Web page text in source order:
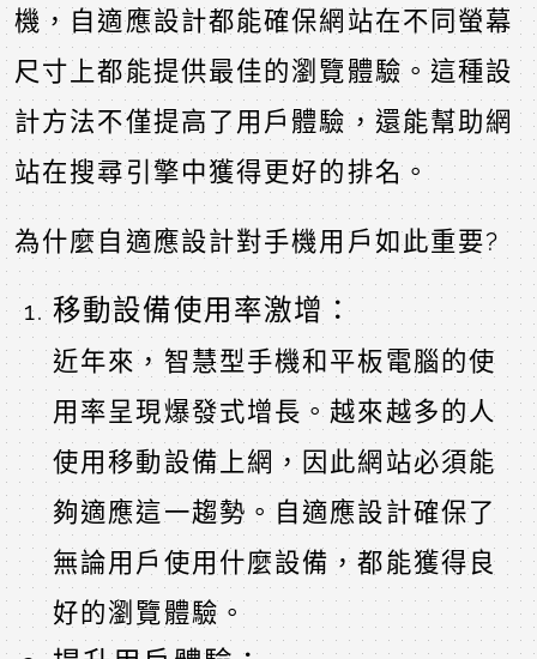
機，自適應設計都能確保網站在不同螢幕
尺寸上都能提供最佳的瀏覽體驗。這種設
計方法不僅提高了用戶體驗，還能幫助網
站在搜尋引擎中獲得更好的排名。
為什麼自適應設計對手機用戶如此重要?
移動設備使用率激增：
近年來，智慧型手機和平板電腦的使
用率呈現爆發式增長。越來越多的人
使用移動設備上網，因此網站必須能
夠適應這一趨勢。自適應設計確保了
無論用戶使用什麼設備，都能獲得良
好的瀏覽體驗。